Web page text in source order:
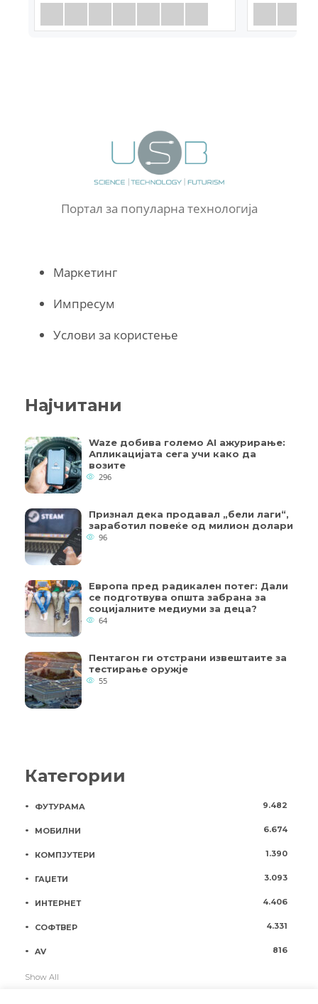
Портал за популарна технологија
Маркетинг
Импресум
Услови за користење
Најчитани
Waze добива големо AI ажурирање:
Апликацијата сега учи како да
возите
296
Признал дека продавал „бели лаги“,
заработил повеќе од милион долари
96
Европа пред радикален потег: Дали
се подготвува општа забрана за
социјалните медиуми за деца?
64
Пентагон ги отстрани извештаите за
тестирање оружје
55
Категории
ФУТУРАМА 9.482
МОБИЛНИ 6.674
КОМПЈУТЕРИ 1.390
ГАЏЕТИ 3.093
ИНТЕРНЕТ 4.406
СОФТВЕР 4.331
AV 816
Show All